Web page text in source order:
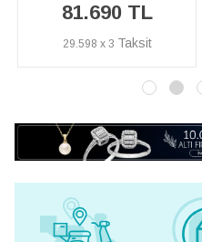
91.440 TL
33.131 x 3